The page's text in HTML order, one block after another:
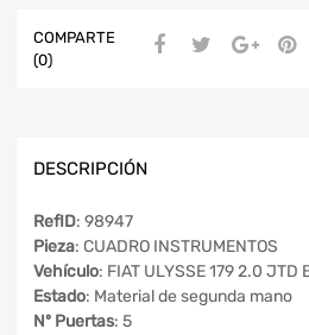
COMPARTE
(0)
DESCRIPCIÓN
RefID: 98947
Pieza: CUADRO INSTRUMENTOS
Vehículo: FIAT ULYSSE 179 2.0
Estado: Material de segunda mano
Nº Puertas: 5